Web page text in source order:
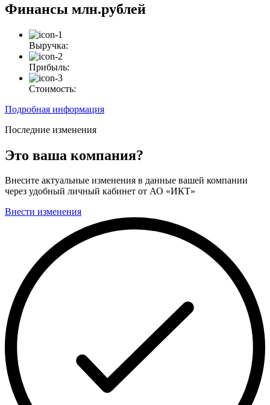
Финансы млн.рублей
Выручка:
Прибыль:
Стоимость:
Подробная информация
Последние изменения
Это ваша компания?
Внесите актуальные изменения в данные вашей компании
через удобный личный кабинет от АО «ИКТ»
Внести изменения